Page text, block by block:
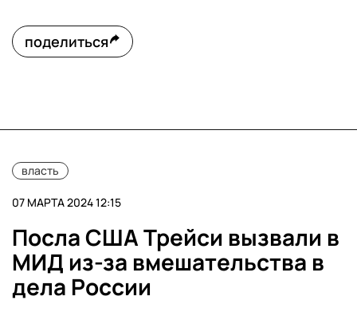
поделиться
власть
07 МАРТА 2024 12:15
Посла США Трейси вызвали в
МИД из-за вмешательства в
дела России